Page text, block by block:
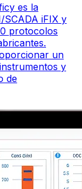
es la
SCADA iFIX y
protocolos
un
y
de